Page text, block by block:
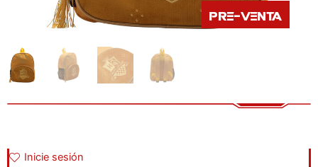
Pre-venta
Inicie sesión